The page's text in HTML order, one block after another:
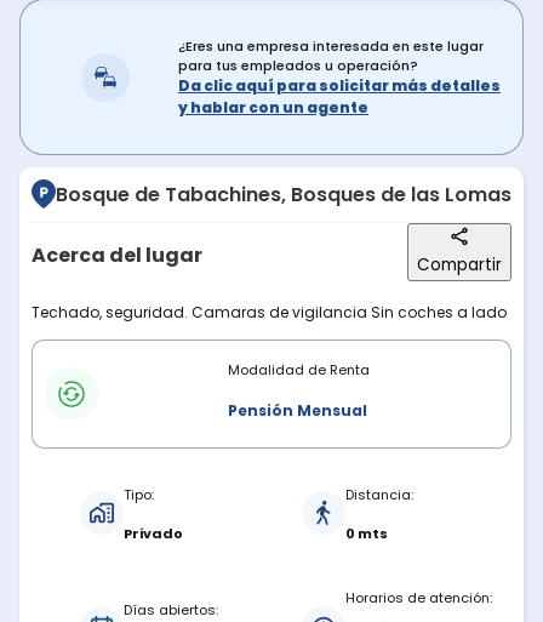
¿Eres una empresa interesada en este lugar
para tus empleados u operación?
Da clic aquí para solicitar más detalles
y hablar con un agente
Bosque de Tabachines, Bosques de las Lomas
Acerca del lugar Compartir
Descripción del lugar Techado, seguridad. Camaras de vigilancia Sin coches a lado
Modalidades de rentaModalidad de Renta
Pensión Mensual
Tipo:
Privado
Distancia:
0 mts
Días abiertos:
Horarios de atención: